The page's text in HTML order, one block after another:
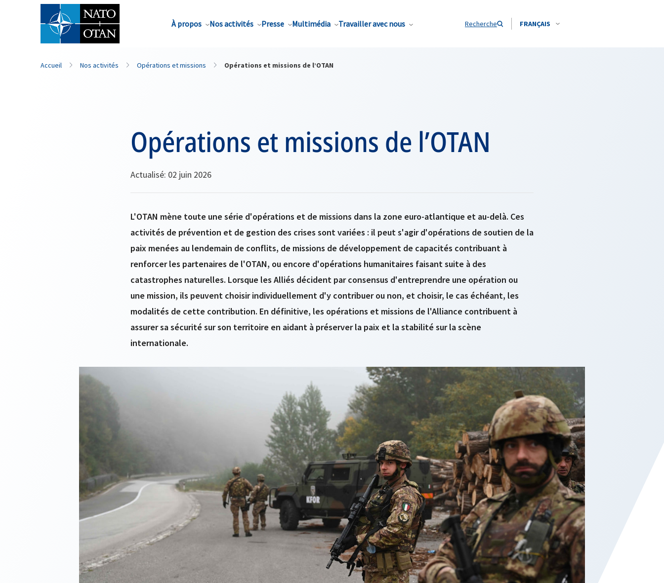
À propos Nos activités Presse Multimédia Travailler avec nous Recherche FRANÇAIS
Nom de famille*
Accueil Nos activités Opérations et missions Opérations et missions de l’OTAN
Opérations et missions de l’OTAN
Actualisé: 02 juin 2026
L'OTAN mène toute une série d'opérations et de missions dans la zone euro-atlantique et au-delà. Ces
activités de prévention et de gestion des crises sont variées : il peut s'agir d'opérations de soutien de la
paix menées au lendemain de conflits, de missions de développement de capacités contribuant à
renforcer les partenaires de l'OTAN, ou encore d'opérations humanitaires faisant suite à des
catastrophes naturelles. Lorsque les Alliés décident par consensus d'entreprendre une opération ou
une mission, ils peuvent choisir individuellement d'y contribuer ou non, et choisir, le cas échéant, les
modalités de cette contribution. En définitive, les opérations et missions de l'Alliance contribuent à
assurer sa sécurité sur son territoire en aidant à préserver la paix et la stabilité sur la scène
internationale.